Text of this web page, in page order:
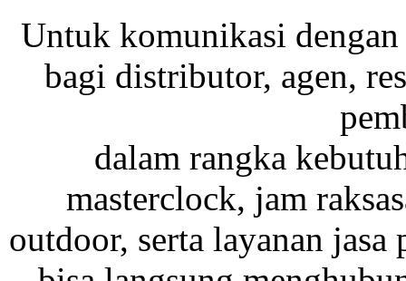
Untuk komunikasi dengan
bagi distributor, agen,
dalam rangka
masterclock, jam
outdoor, serta layanan